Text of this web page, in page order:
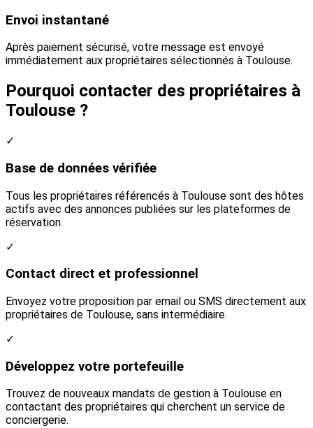
Envoi instantané
Après paiement sécurisé, votre message est envoyé
immédiatement aux propriétaires sélectionnés à Toulouse.
Pourquoi contacter des propriétaires à
Toulouse ?
✓
Base de données vérifiée
Tous les propriétaires référencés à Toulouse sont des hôtes
actifs avec des annonces publiées sur les plateformes de
réservation.
✓
Contact direct et professionnel
Envoyez votre proposition par email ou SMS directement aux
propriétaires de Toulouse, sans intermédiaire.
✓
Développez votre portefeuille
Trouvez de nouveaux mandats de gestion à Toulouse en
contactant des propriétaires qui cherchent un service de
conciergerie.